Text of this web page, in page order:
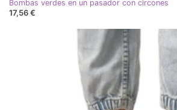
Bombas verdes en un pasador con circones
17,56 €